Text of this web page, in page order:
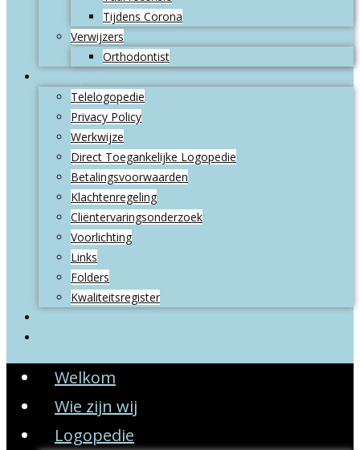
Tijdens Corona
Verwijzers
Orthodontist
Telelogopedie
Privacy Policy
Werkwijze
Direct Toegankelijke Logopedie
Betalingsvoorwaarden
Klachtenregeling
Cliëntervaringsonderzoek
Voorlichting
Links
Folders
Kwaliteitsregister
Welkom
Wie zijn wij
Logopedie